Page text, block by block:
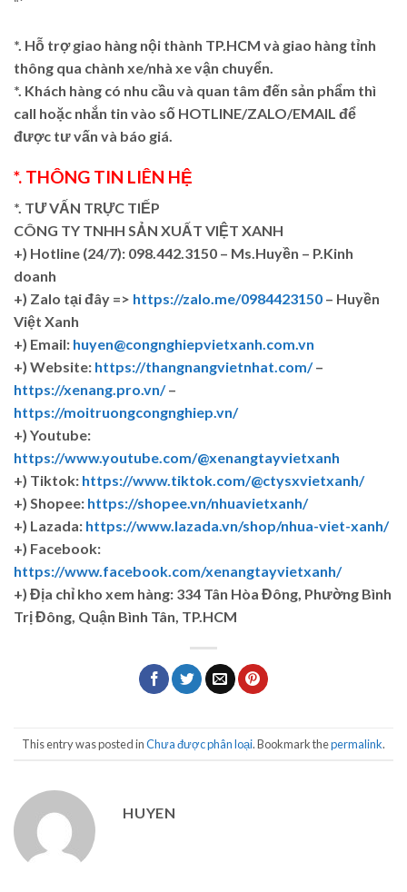
*. Hỗ trợ giao hàng nội thành TP.HCM và giao hàng tỉnh
thông qua chành xe/nhà xe vận chuyển.
*. Khách hàng có nhu cầu và quan tâm đến sản phẩm thì
call hoặc nhắn tin vào số HOTLINE/ZALO/EMAIL để
được tư vấn và báo giá.
*. THÔNG TIN LIÊN HỆ
*. TƯ VẤN TRỰC TIẾP
CÔNG TY TNHH SẢN XUẤT VIỆT XANH
+) Hotline (24/7): 098.442.3150 – Ms.Huyền – P.Kinh
doanh
+) Zalo tại đây => https://zalo.me/0984423150 – Huyền
Việt Xanh
+) Email: huyen@congnghiepvietxanh.com.vn
+) Website: https://thangnangvietnhat.com/–
https://xenang.pro.vn/–
https://moitruongcongnghiep.vn/
+) Youtube:
https://www.youtube.com/@xenangtayvietxanh
+) Tiktok: https://www.tiktok.com/@ctysxvietxanh/
+) Shopee: https://shopee.vn/nhuavietxanh/
+) Lazada: https://www.lazada.vn/shop/nhua-viet-xanh/
+) Facebook:
https://www.facebook.com/xenangtayvietxanh/
+) Địa chỉ kho xem hàng: 334 Tân Hòa Đông, Phường Bình
Trị Đông, Quận Bình Tân, TP.HCM
This entry was posted inChưa được phân loại. Bookmark thepermalink.
HUYEN